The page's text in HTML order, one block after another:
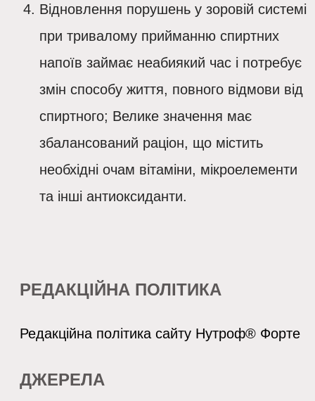
Відновлення порушень у зоровій системі
при тривалому прийманню спиртних
напоїв займає неабиякий час і потребує
змін способу життя, повного відмови від
спиртного; Велике значення має
збалансований раціон, що містить
необхідні очам вітаміни, мікроелементи
та інші антиоксиданти.
РЕДАКЦІЙНА ПОЛІТИКА
Редакційна політика сайту Нутроф® Форте
ДЖЕРЕЛА